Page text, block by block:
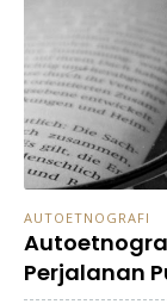
AUTOETNOGRAFI
Perjalanan